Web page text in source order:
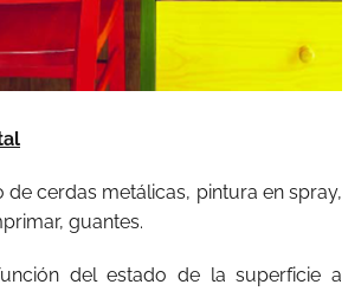
de cerdas metálicas, pintura en spray,
guantes.
del estado de la superficie a